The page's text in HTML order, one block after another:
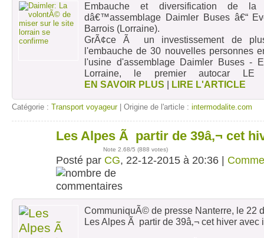
Embauche et diversification de
dâ€™assemblage Daimler Buses â€“
Barrois (Lorraine).
GrÃ¢ce Ã un investissement de
l'embauche de 30 nouvelles personnes
l'usine d'assemblage Daimler Buses -
Lorraine, le premier autocar LE
EN SAVOIR PLUS | LIRE L'ARTICLE
Catégorie : Transport voyageur| Origine de l'article : intermodalite.com
Les Alpes Ã partir de 39â‚¬ cet
Note 2.68/5 (888 votes)
Posté par CG, 22-12-2015 à 20:36 |
CommuniquÃ© de presse Nanterre, le 22
Les Alpes Ã partir de 39â‚¬ cet hiver avec